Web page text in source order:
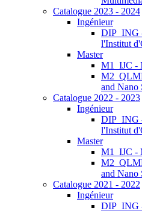
Catalogue 2023 - 2024
Ingénieur
DIP_ING
l'Institut
Master
M1_IJC -
and Nano
Catalogue 2022 - 2023
Ingénieur
DIP_ING
l'Institut
Master
M1_IJC -
and Nano
Catalogue 2021 - 2022
Ingénieur
DIP_ING